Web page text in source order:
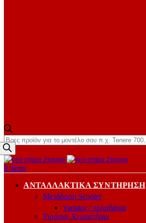
Products
search
0 items
ΑΝΤΑΛΛΑΚΤΙΚΆ ΣΥΝΤΉΡΗΣΗ
Μετάδοση Scooter
Variator / πολυβάρια
Τιμόνια/ Χειριστήρια